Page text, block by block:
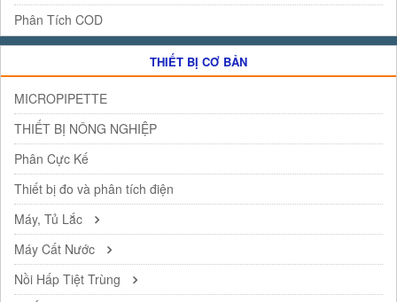
Phân Tích COD
THIẾT BỊ CƠ BẢN
MICROPIPETTE
THIẾT BỊ NÔNG NGHIỆP
Phân Cực Kế
Thiết bị đo và phân tích điện
Máy, Tủ Lắc
Máy Cất Nước
Nồi Hấp Tiệt Trùng